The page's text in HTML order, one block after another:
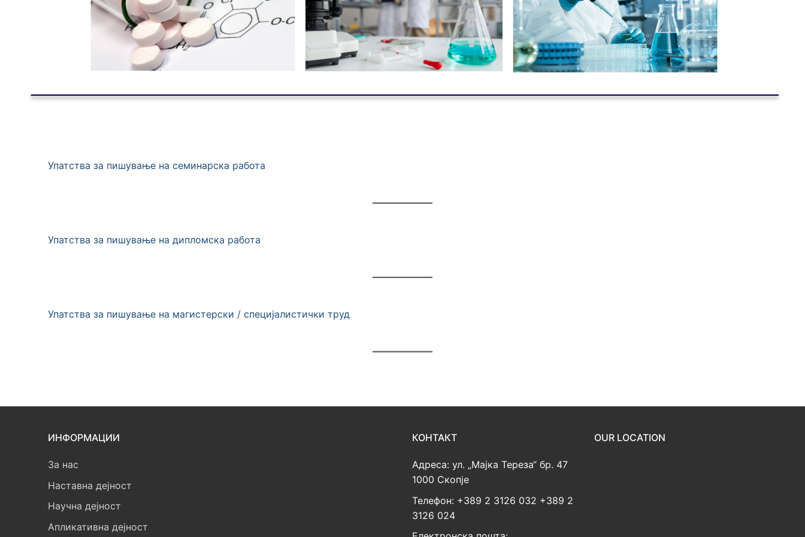
Упатства за пишување на семинарска работа
Упатства за пишување на дипломска работа
Упатства за пишување на магистерски / специјалистички труд
ИНФОРМАЦИИ
За нас
Наставна дејност
Научна дејност
Апликативна дејност
КОНТАКТ
Адреса: ул. „Мајка Тереза“ бр. 47
1000 Скопје
Телефон: +389 2 3126 032 +389 2
3126 024
OUR LOCATION